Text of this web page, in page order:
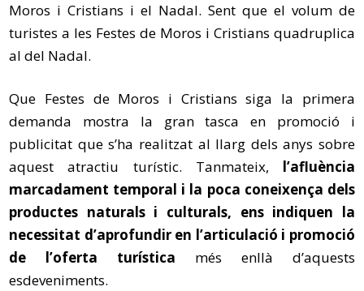
Moros i Cristians i el Nadal. Sent que el volum de
turistes a les Festes de Moros i Cristians quadruplica
al del Nadal.
Que Festes de Moros i Cristians siga la primera
demanda mostra la gran tasca en promoció i
publicitat que s’ha realitzat al llarg dels anys sobre
aquest atractiu turístic. Tanmateix, l’afluència
marcadament temporal i la poca coneixença dels
productes naturals i culturals, ens indiquen la
necessitat d’aprofundir en l’articulació i promoció
de l’oferta turística més enllà d’aquests
esdeveniments.